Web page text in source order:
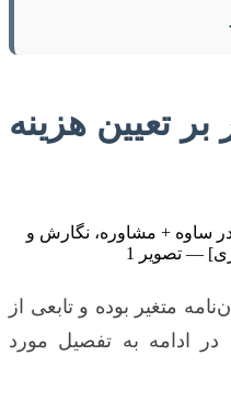
تعیین هزینه
متغیر بوده و تابعی از
در ادامه به تفصیل مورد